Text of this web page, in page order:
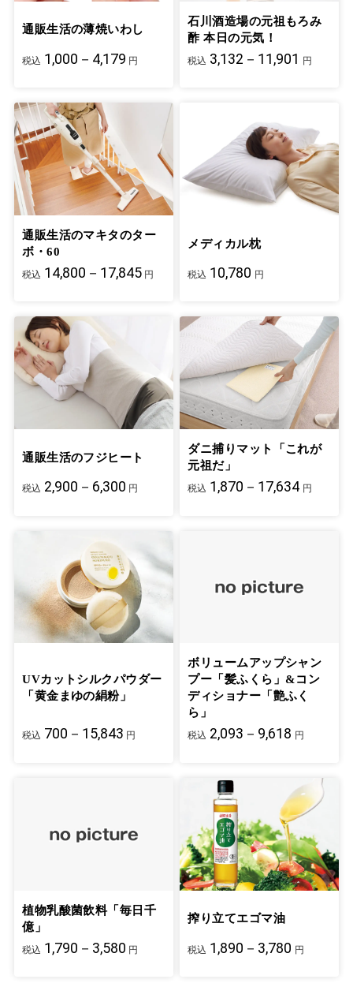
通販生活の薄焼いわし
税込 1,000－4,179 円
石川酒造場の元祖もろみ
酢 本日の元気！
税込 3,132－11,901 円
通販生活のマキタのター
ボ・60
税込 14,800－17,845 円
メディカル枕
税込 10,780 円
通販生活のフジヒート
税込 2,900－6,300 円
ダニ捕りマット「これが
元祖だ」
税込 1,870－17,634 円
UVカットシルクパウダー
「黄金まゆの絹粉」
税込 700－15,843 円
ボリュームアップシャン
プー「髪ふくら」&コン
ディショナー「艶ふく
ら」
税込 2,093－9,618 円
植物乳酸菌飲料「毎日千
億」
税込 1,790－3,580 円
搾り立てエゴマ油
税込 1,890－3,780 円